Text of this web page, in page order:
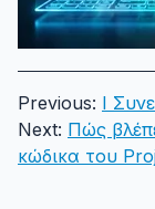
Previous: I
Next: Πώς
κώδικα του